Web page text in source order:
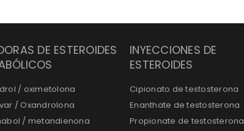
DE ESTEROIDES
/ oximetolona
/ Oxandrolona
/ metandienona
INYECCIONES DE
ESTEROIDES
Cipionato de testosterona
Enanthate de testosterona
Propionate de testosterona